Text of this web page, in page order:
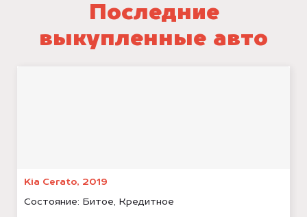
Последние
выкупленные авто
Kia Cerato, 2019
Состояние: Битое, Кредитное